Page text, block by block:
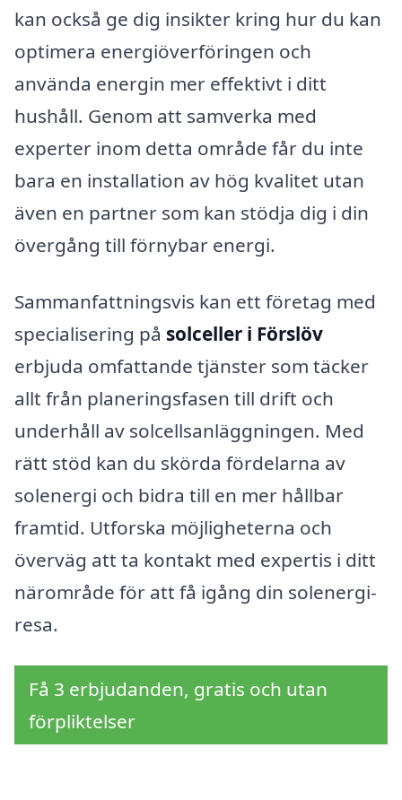
kan också ge dig insikter kring hur du kan
optimera energiöverföringen och
använda energin mer effektivt i ditt
hushåll. Genom att samverka med
experter inom detta område får du inte
bara en installation av hög kvalitet utan
även en partner som kan stödja dig i din
övergång till förnybar energi.
Sammanfattningsvis kan ett företag med
specialisering på solceller i Förslöv
erbjuda omfattande tjänster som täcker
allt från planeringsfasen till drift och
underhåll av solcellsanläggningen. Med
rätt stöd kan du skörda fördelarna av
solenergi och bidra till en mer hållbar
framtid. Utforska möjligheterna och
överväg att ta kontakt med expertis i ditt
närområde för att få igång din solenergi-
resa.
Få 3 erbjudanden, gratis och utan
förpliktelser